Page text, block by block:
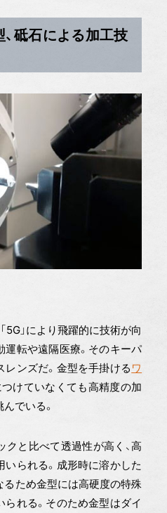
砥石による加工技
5G」により飛躍的に技術が向
転や遠隔医療。そのキーパ
ンズだ。金型を手掛ける ワ
つけていなくても高精度の加
でいる。
と比べて透過性が高く、高
られる。成形時に溶かした
るため金型には高硬度の特殊
れる。そのため金型はダイ